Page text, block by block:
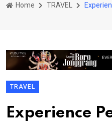
Home TRAVEL
TRAVEL
Experience